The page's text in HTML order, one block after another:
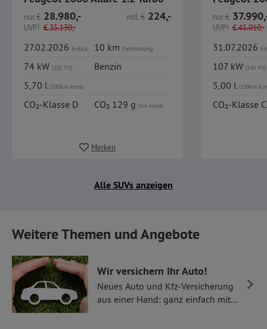
nur€ 28.980,-
UVP1 €35.130,-
mtl.€ 224,-
27.02.2026 Erstzul. 10 km Fahrleistung
74 kW (101 PS)
Benzin
5,70 l/100km komb.
CO₂-Klasse D CO₂ 129 g/km komb.
Merken
nur€
UVP1 €45.010,-
31.07.2026
107 kW (145 PS)
5,00 l/100km
CO₂-Klasse C
Alle SUVs anzeigen
Weitere Themen und Angebote
Wir versichern Ihr Auto!
Neues Auto und Kfz-Versicherung
aus einer Hand: ganz einfach mit